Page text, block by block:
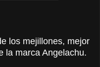
los mejillones, mejor
la marca Angelachu.